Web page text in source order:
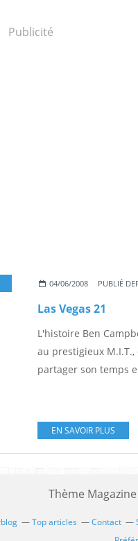
Publicité
STURGESS ,LAURENCE
04/06/2008 PUBLIÉ
Las Vegas 21
L'histoire Ben
au prestigieux
partager son temps
EN SAVOIR PLUS
Thème
Top articles Contact